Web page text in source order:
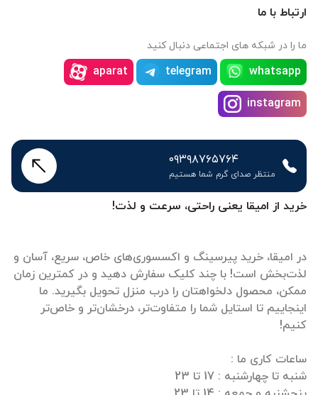
خرید از امیقا یعنی راحتی، سرعت و لذت!
در امیقا، خرید پیرسینگ و اکسسوری‌های خاص، سریع، آسان و
لذت‌بخش است! با چند کلیک سفارش دهید و در کمترین زمان
ممکن، محصول دلخواهتان را درب منزل تحویل بگیرید. ما
اینجاییم تا استایل شما را متفاوت‌تر، درخشان‌تر و خاص‌تر
ارتباط با ما
ما را در شبکه های اجتماعی دنبال کنید
whatsapp
telegram
aparat
instagram
۰۹۳۹۸۷۶۵۷۶۴
منتظر صدای گرم شما هستیم